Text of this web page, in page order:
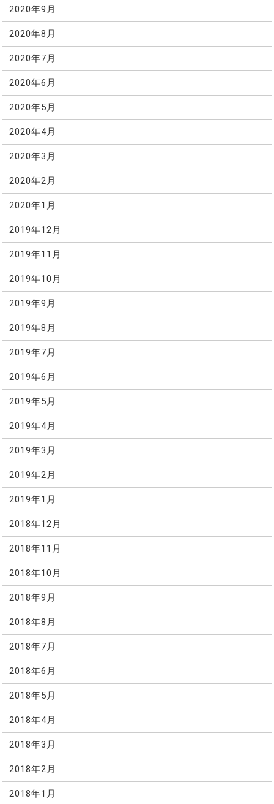
2020年9月
2020年8月
2020年7月
2020年6月
2020年5月
2020年4月
2020年3月
2020年2月
2020年1月
2019年12月
2019年11月
2019年10月
2019年9月
2019年8月
2019年7月
2019年6月
2019年5月
2019年4月
2019年3月
2019年2月
2019年1月
2018年12月
2018年11月
2018年10月
2018年9月
2018年8月
2018年7月
2018年6月
2018年5月
2018年4月
2018年3月
2018年2月
2018年1月